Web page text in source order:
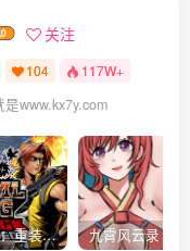
关注
104 117W+
www.kx7y.com
合金弹头进攻：重装上阵/METAL SLUG ATTACK RELOADED Build.16214511|策略模拟|容量2.7GB|免安装绿色中文版